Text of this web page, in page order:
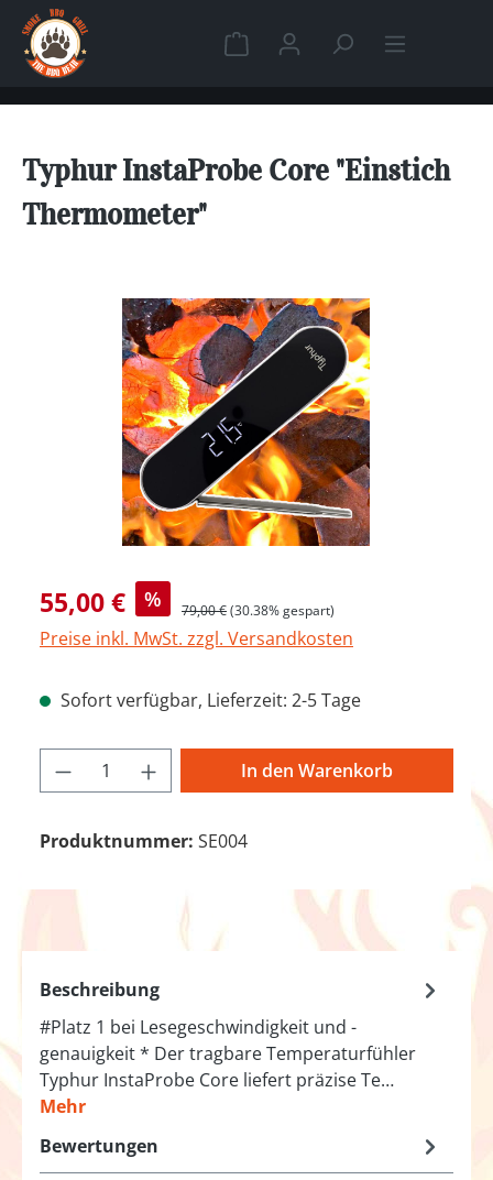
Zum Hauptinhalt springen
Warenkorb enthält 0
Typhur InstaProbe Core "Einstich
Thermometer"
Bildergalerie überspringen
Verkaufspreis:
55,00 € % Regulärer Preis:
79,00 €(30.38% gespart)
Preise inkl. MwSt. zzgl. Versandkosten
Sofort verfügbar, Lieferzeit: 2-5 Tage
Produkt Anzahl: Gib den
In den Warenkorb
Produktnummer: SE004
Beschreibung
#Platz 1 bei Lesegeschwindigkeit und -
genauigkeit * Der tragbare Temperaturfühler
Typhur InstaProbe Core liefert präzise Te…
Mehr
Bewertungen